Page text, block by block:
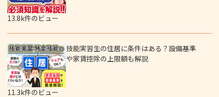
13.8k件のビュー
技能実習生の住居に条件はある？設備基準
や家賃控除の上限額も解説
11.3k件のビュー